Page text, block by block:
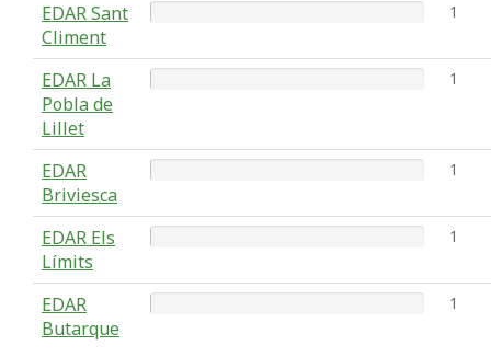
EDAR Sant
Climent
1
EDAR La
Pobla de
Lillet
1
EDAR
Briviesca
1
EDAR Els
Límits
1
EDAR
Butarque
1